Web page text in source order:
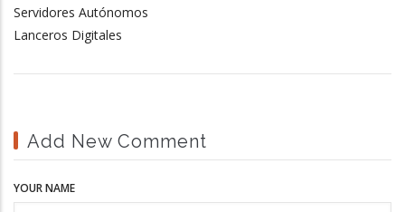
Servidores Autónomos
Lanceros Digitales
Add New Comment
YOUR NAME